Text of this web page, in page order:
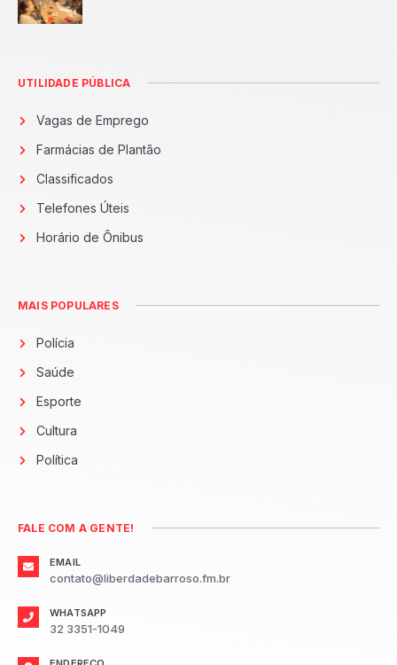
UTILIDADE PÚBLICA
Vagas de Emprego
Farmácias de Plantão
Classificados
Telefones Úteis
Horário de Ônibus
MAIS POPULARES
Polícia
Saúde
Esporte
Cultura
Política
FALE COM A GENTE!
EMAIL
contato@liberdadebarroso.fm.br
WHATSAPP
32 3351-1049